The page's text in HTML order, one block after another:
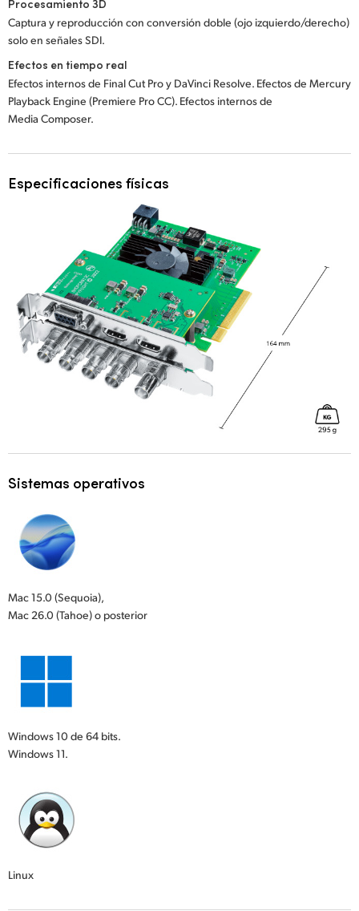
Procesamiento 3D
Captura y reproducción con conversión doble (ojo izquierdo/derecho)
solo en señales SDI.
Efectos en tiempo real
Efectos internos de Final Cut Pro y DaVinci Resolve. Efectos de Mercury
Playback Engine (Premiere Pro CC). Efectos internos de
Media Composer.
Especificaciones físicas
Sistemas operativos
Mac 15.0 (Sequoia),
Mac 26.0 (Tahoe) o posterior
Windows 10 de 64 bits.
Windows 11.
Linux